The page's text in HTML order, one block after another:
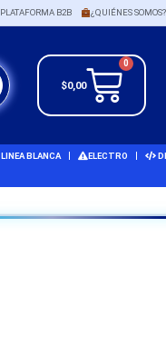
PLATAFORMA B2B ¿QUIÉNES SOMOS?
$0,00
0
LINEA BLANCA ELECTRO